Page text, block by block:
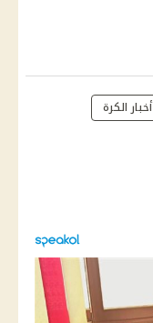
أخبار الكرة